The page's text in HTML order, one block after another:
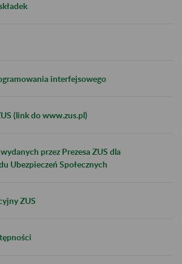
interfejsowego
(link do www.zus.pl)
przez Prezesa ZUS dla
Ubezpieczeń Społecznych
ZUS